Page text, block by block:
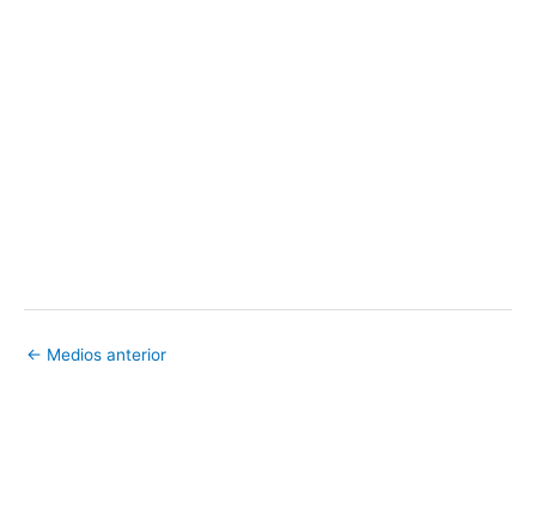
← Medios anterior